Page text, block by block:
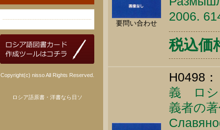
Copyright(c) nisso All Rights Reserved.
ロシア語原書・洋書なら日ソ
要問い合わせ
2006.
税込価
H0498：
義 ロシ
義者の